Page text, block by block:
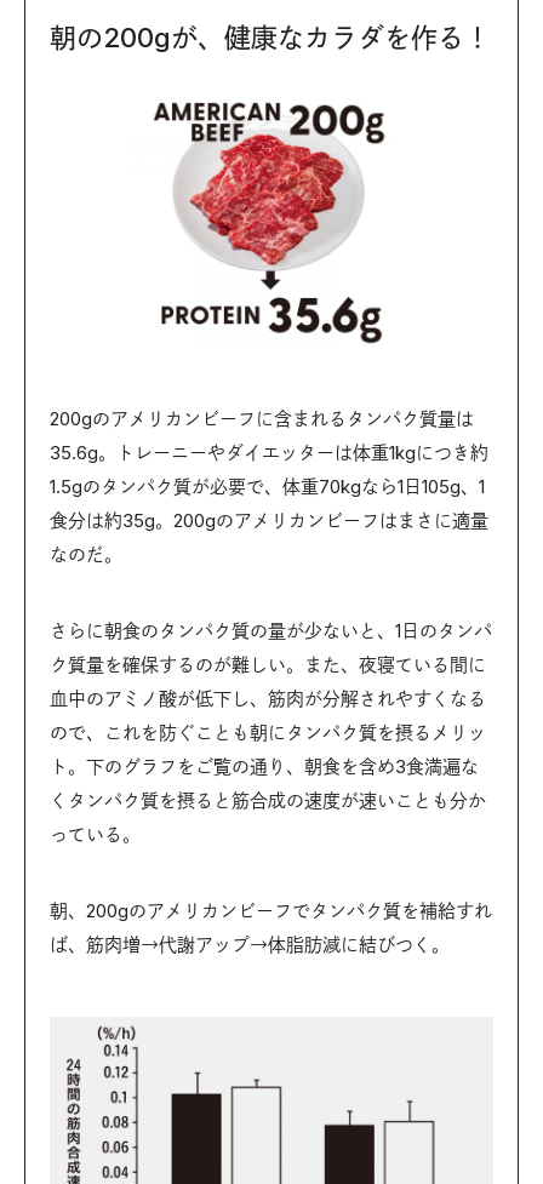
朝の200gが、健康なカラダを作る！
200gのアメリカンビーフに含まれるタンパク質量は
35.6g。トレーニーやダイエッターは体重1kgにつき約
1.5gのタンパク質が必要で、体重70kgなら1日105g、1
食分は約35g。200gのアメリカンビーフはまさに適量
なのだ。
さらに朝食のタンパク質の量が少ないと、1日のタンパ
ク質量を確保するのが難しい。また、夜寝ている間に
血中のアミノ酸が低下し、筋肉が分解されやすくなる
ので、これを防ぐことも朝にタンパク質を摂るメリッ
ト。下のグラフをご覧の通り、朝食を含め3食満遍な
くタンパク質を摂ると筋合成の速度が速いことも分か
っている。
朝、200gのアメリカンビーフでタンパク質を補給すれ
ば、筋肉増→代謝アップ→体脂肪減に結びつく。